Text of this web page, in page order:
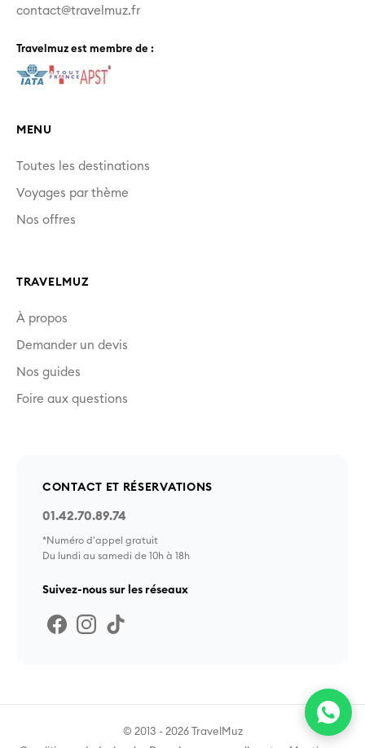
contact@travelmuz.fr
Travelmuz est membre de :
MENU
Toutes les destinations
Voyages par thème
Nos offres
TRAVELMUZ
À propos
Demander un devis
Nos guides
Foire aux questions
CONTACT ET RÉSERVATIONS
01.42.70.89.74
*Numéro d'appel gratuit
Du lundi au samedi de 10h à 18h
Suivez-nous sur les réseaux
© 2013 - 2026 TravelMuz